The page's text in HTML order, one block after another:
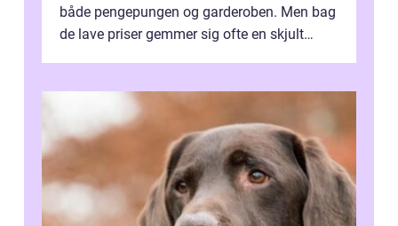
både pengepungen og garderoben. Men bag
de lave priser gemmer sig ofte en skjult